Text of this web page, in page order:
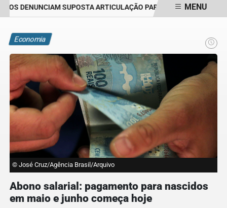
DENUNCIAM SUPOSTA ARTICULAÇÃO PARA INVASÕES DE
MENU
Economia
© José Cruz/Agência Brasil/Arquivo
Abono salarial: pagamento para nascidos
em maio e junho começa hoje